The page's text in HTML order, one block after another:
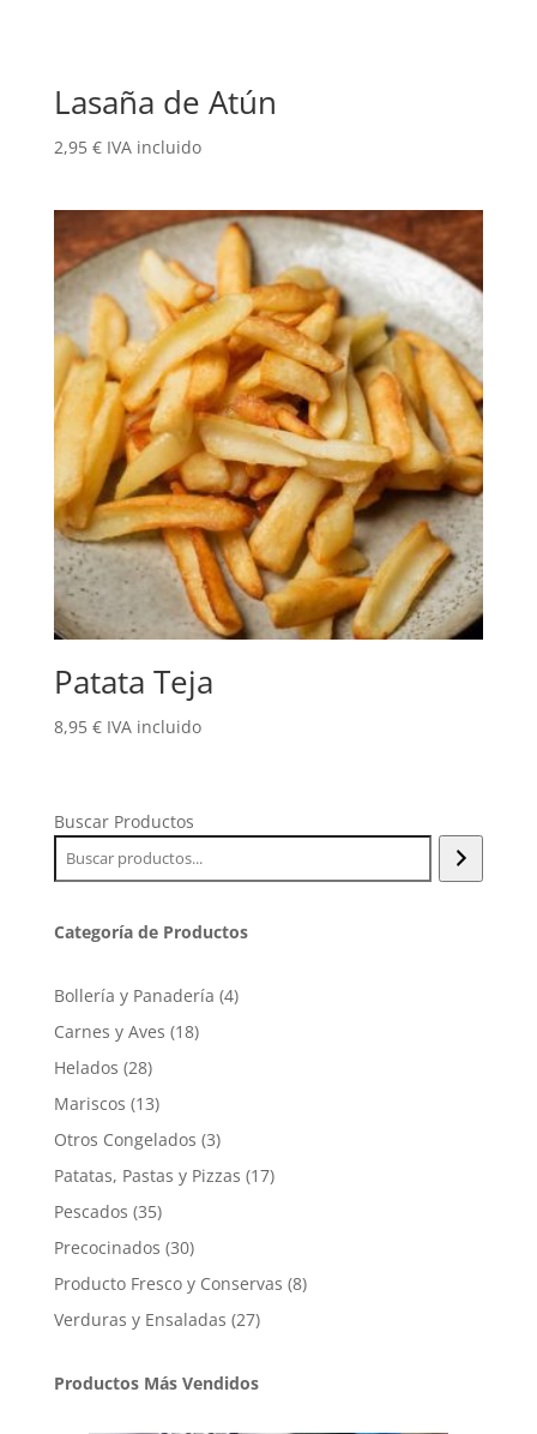
Lasaña de Atún
2,95 € IVA incluido
Patata Teja
8,95 € IVA incluido
Buscar Productos
Categoría de Productos
Bollería y Panadería 44
Carnes y Aves 1818
Helados 2828
productos
Mariscos 1313
productos
Otros Congelados 33
productos
Patatas, Pastas y Pizzas 1717
Pescados 3535
productos
Precocinados 3030
productos
Producto Fresco y Conservas 88
Verduras y Ensaladas 2727
Productos Más Vendidos